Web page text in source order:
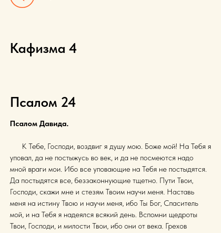
Кафизма 4
Псалом 24
Псалом Давида.
К Тебе, Господи, воздвиг я душу мою. Боже мой! На Тебя я
уповал, да не постыжусь во век, и да не посмеются надо
мной враги мои. Ибо все уповающие на Тебя не постыдятся.
Да постыдятся все, беззаконнующие тщетно. Пути Твои,
Господи, скажи мне и стезям Твоим научи меня. Наставь
меня на истину Твою и научи меня, ибо Ты Бог, Спаситель
мой, и на Тебя я надеялся всякий день. Вспомни щедроты
Твои, Господи, и милости Твои, ибо они от века. Грехов